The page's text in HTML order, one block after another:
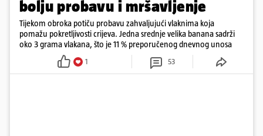
bolju probavu i mršavljenje
Tijekom obroka potiču probavu zahvaljujući vlaknima koja
pomažu pokretljivosti crijeva. Jedna srednje velika banana sadrži
oko 3 grama vlakana, što je 11 % preporučenog dnevnog unosa
1 53